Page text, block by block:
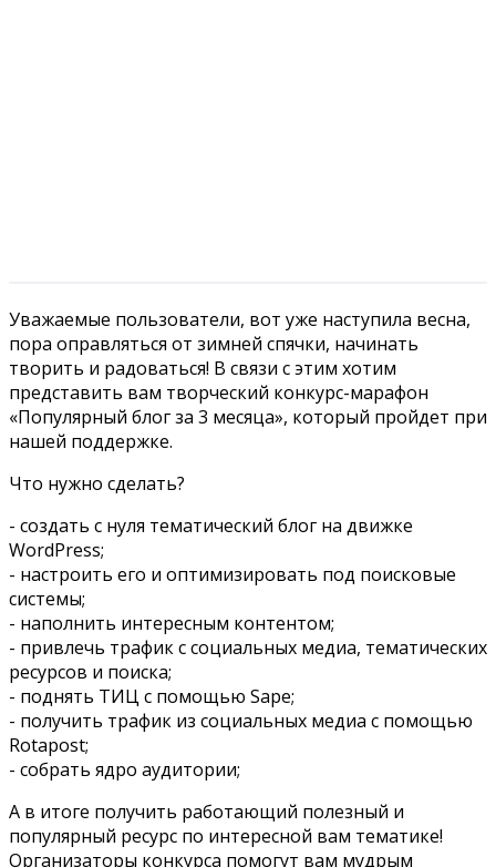
Уважаемые пользователи, вот уже наступила весна,
пора оправляться от зимней спячки, начинать
творить и радоваться! В связи с этим хотим
представить вам творческий конкурс-марафон
«Популярный блог за 3 месяца», который пройдет при
нашей поддержке.
Что нужно сделать?
- создать с нуля тематический блог на движке
WordPress;
- настроить его и оптимизировать под поисковые
системы;
- наполнить интересным контентом;
- привлечь трафик с социальных медиа, тематических
ресурсов и поиска;
- поднять ТИЦ с помощью Sape;
- получить трафик из социальных медиа с помощью
Rotapost;
- собрать ядро аудитории;
А в итоге получить работающий полезный и
популярный ресурс по интересной вам тематике!
Организаторы конкурса помогут вам мудрым